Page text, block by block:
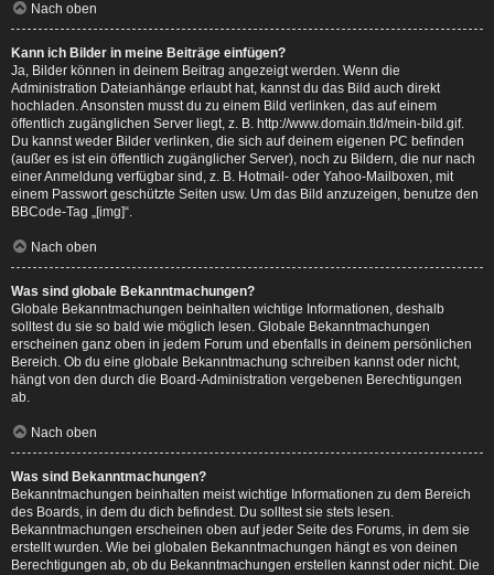
Nach oben
Kann ich Bilder in meine Beiträge einfügen?
Ja, Bilder können in deinem Beitrag angezeigt werden. Wenn die
Administration Dateianhänge erlaubt hat, kannst du das Bild auch direkt
hochladen. Ansonsten musst du zu einem Bild verlinken, das auf einem
öffentlich zugänglichen Server liegt, z. B. http://www.domain.tld/mein-bild.gif.
Du kannst weder Bilder verlinken, die sich auf deinem eigenen PC befinden
(außer es ist ein öffentlich zugänglicher Server), noch zu Bildern, die nur nach
einer Anmeldung verfügbar sind, z. B. Hotmail- oder Yahoo-Mailboxen, mit
einem Passwort geschützte Seiten usw. Um das Bild anzuzeigen, benutze den
BBCode-Tag „[img]“.
Nach oben
Was sind globale Bekanntmachungen?
Globale Bekanntmachungen beinhalten wichtige Informationen, deshalb
solltest du sie so bald wie möglich lesen. Globale Bekanntmachungen
erscheinen ganz oben in jedem Forum und ebenfalls in deinem persönlichen
Bereich. Ob du eine globale Bekanntmachung schreiben kannst oder nicht,
hängt von den durch die Board-Administration vergebenen Berechtigungen
ab.
Nach oben
Was sind Bekanntmachungen?
Bekanntmachungen beinhalten meist wichtige Informationen zu dem Bereich
des Boards, in dem du dich befindest. Du solltest sie stets lesen.
Bekanntmachungen erscheinen oben auf jeder Seite des Forums, in dem sie
erstellt wurden. Wie bei globalen Bekanntmachungen hängt es von deinen
Berechtigungen ab, ob du Bekanntmachungen erstellen kannst oder nicht. Die